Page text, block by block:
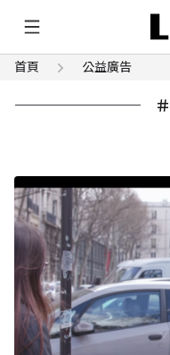
首頁 公益廣告